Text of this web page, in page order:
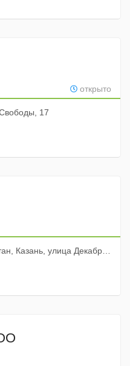
открыто
17
улица Декабристов, 96